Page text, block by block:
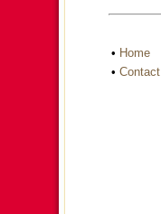
• Home
• Contact